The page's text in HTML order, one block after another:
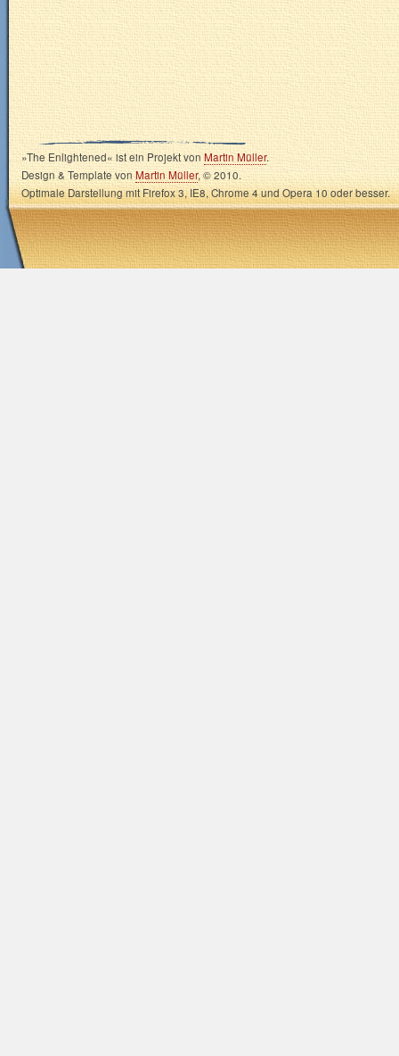
»The Enlightened« ist ein Projekt vonMartin Müller.
Design & Template vonMartin Müller, © 2010.
Optimale Darstellung mit Firefox 3, IE8, Chrome 4 und Opera 10 oder besser.